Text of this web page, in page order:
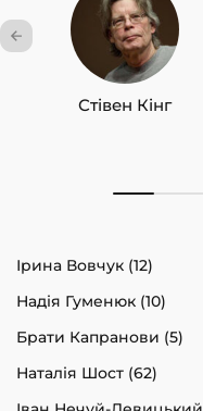
Стівен Кінг
Ірина Вовчук (12)
Надія Гуменюк (10)
Брати Капранови (5)
Наталія Шост (62)